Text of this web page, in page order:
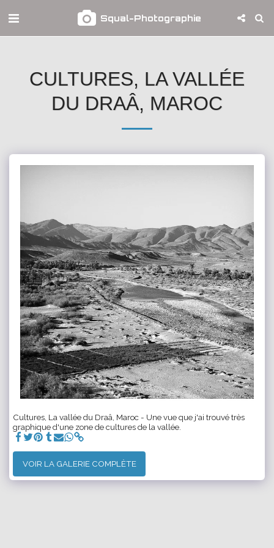
Squal-Photographie
CULTURES, LA VALLÉE
DU DRAÂ, MAROC
Cultures, La vallée du Draâ, Maroc - Une vue que j'ai trouvé très
graphique d'une zone de cultures de la vallée.
VOIR LA GALERIE COMPLÈTE